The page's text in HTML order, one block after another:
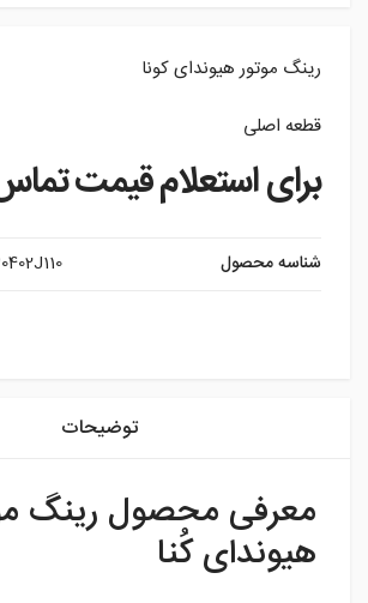
رینگ موتور هیوندای کونا
قطعه اصلی
برای استعلام قیمت
شناسه محصول
توضیحات
معرفی محصول رینگ
هیوندای کُنا